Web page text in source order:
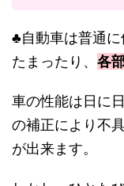
♣自動車は普通
たまったり、 各
車の性能は日に
の補正により不
が出来ます。